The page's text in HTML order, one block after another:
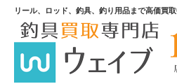
リール、ロッド、釣具、釣り用品まで高価買取